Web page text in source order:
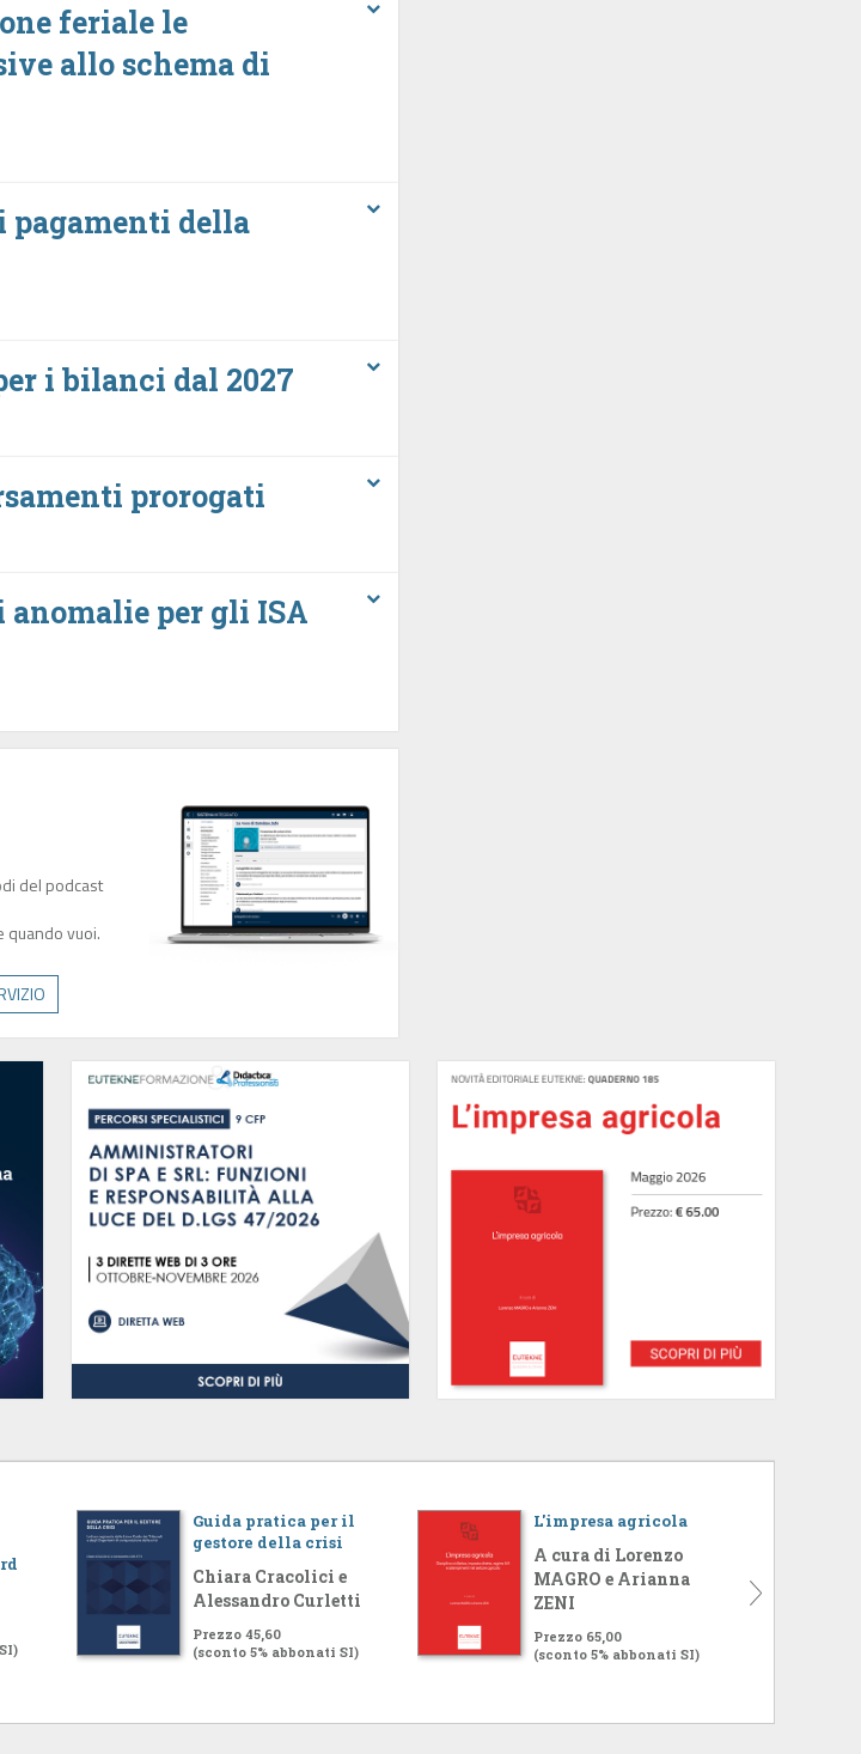
feriale le
allo schema di
pagamenti della
i bilanci dal 2027
prorogati
per gli ISA
del podcast
quando vuoi.
Guida pratica per il
gestore della crisi
Chiara Cracolici e
Alessandro Curletti
Prezzo 45,60
(sconto 5% abbonati SI)
L'impresa agricola
A cura di Lorenzo
MAGRO e Arianna
ZENI
Prezzo 65,00
(sconto 5% abbonati SI)